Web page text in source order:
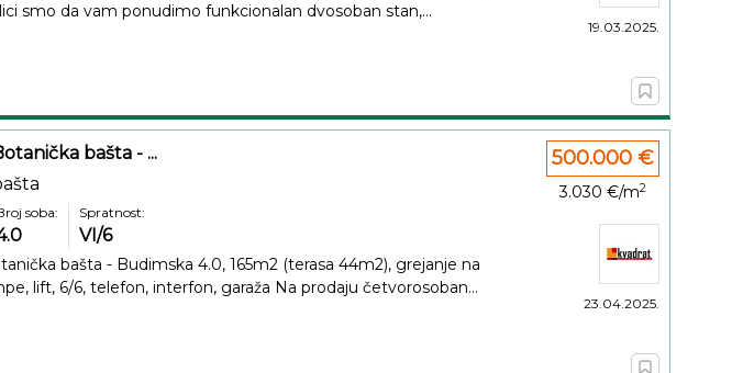
smo da vam ponudimo funkcionalan dvosoban stan,...
19.03.2025.
bašta - ...
soba: Spratnost:
VI/6
bašta - Budimska 4.0, 165m2 (terasa 44m2), grejanje na
lift, 6/6, telefon, interfon, garaža Na prodaju četvorosoban...
500.000 €
3.030 €/m2
23.04.2025.